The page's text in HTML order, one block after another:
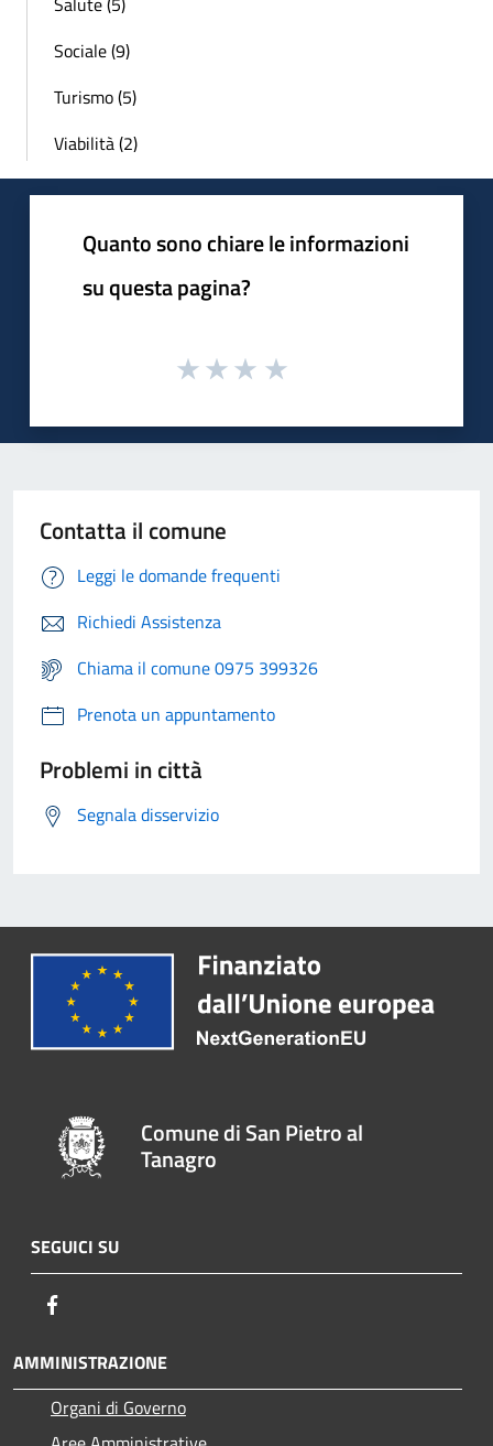
Sociale (9)
Turismo (5)
Viabilità (2)
Quanto sono chiare le informazioni
su questa pagina?
Contatta il comune
Leggi le domande frequenti
Richiedi Assistenza
Chiama il comune 0975 399326
Prenota un appuntamento
Problemi in città
Segnala disservizio
Comune di San Pietro al
Tanagro
SEGUICI SU
AMMINISTRAZIONE
Organi di Governo